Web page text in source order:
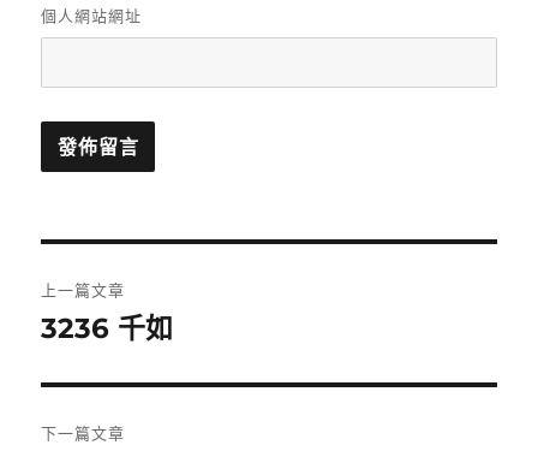
個人網站網址
章
覽
上一篇文章
上
篇
文
3236 千如
下一篇文章